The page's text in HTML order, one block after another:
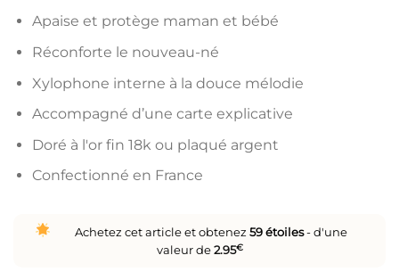
Apaise et protège maman et bébé
Réconforte le nouveau-né
Xylophone interne à la douce mélodie
Accompagné d’une carte explicative
Doré à l'or fin 18k ou plaqué argent
Confectionné en France
Achetez cet article et obtenez 59étoiles- d'une
valeur de2.95€